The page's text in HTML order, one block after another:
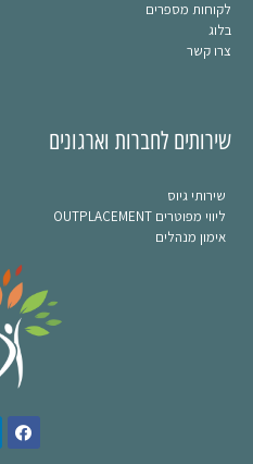
לקוחות מספרים
בלוג
צרו קשר
שירותים לחברות וארגונים
שירותי גיוס
ליווי מפוטרים OUTPLACEMENT
אימון מנהלים